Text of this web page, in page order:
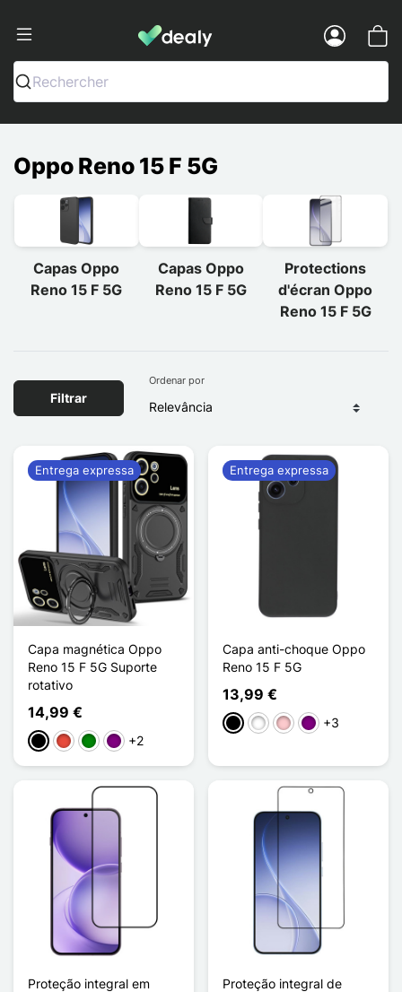
Dealy - Capas e acessórios para
Rechercher
Oppo Reno 15 F 5G
Capas Oppo
Reno 15 F 5G
Capas Oppo
Reno 15 F 5G
Protections
d'écran Oppo
Reno 15 F 5G
Filtrar
Ordenar por
Capa magnética Oppo
Reno 15 F 5G Suporte
rotativo
14,99 €
PretoVermelho
VerdePúrpura
+2
Entrega expressa
Capa anti-choque Oppo
Reno 15 F 5G
13,99 €
PretoBrancoRosaPúrpura
+3
Entrega expressa
Proteção integral em
Proteção integral de